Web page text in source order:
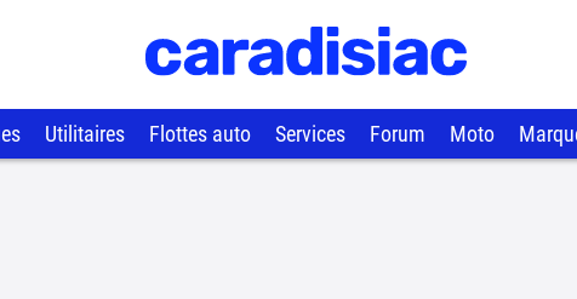
Utilitaires Flottes auto Services Forum Moto